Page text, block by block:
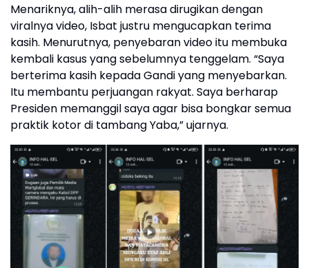
Menariknya, alih-alih merasa dirugikan dengan
viralnya video, Isbat justru mengucapkan terima
kasih. Menurutnya, penyebaran video itu membuka
kembali kasus yang sebelumnya tenggelam. “Saya
berterima kasih kepada Gandi yang menyebarkan.
Itu membantu perjuangan rakyat. Saya berharap
Presiden memanggil saya agar bisa bongkar semua
praktik kotor di tambang Yaba,” ujarnya.